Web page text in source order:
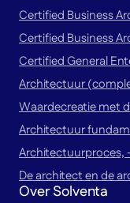
Certified Business
Certified Business
Certified General
Architectuur
Waardecreatie met
Architectuur
De architect en de
Over Solventa